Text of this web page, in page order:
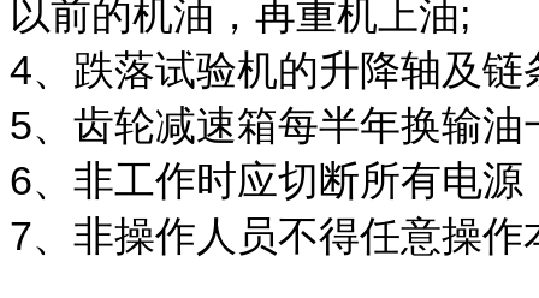
以前的机油，再重机上油;
4、跌落试验机的升降轴及
5、齿轮减速箱每半年换输油
6、非工作时应切断所有电
7、非操作人员不得任意操作